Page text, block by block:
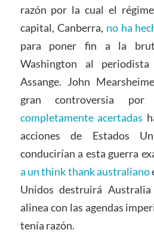
razón por la cual el
capital, Canberra, no ha
para poner fin a la
Washington al
Assange. John
gran controversia
completamente acertadas
acciones de Estados
conducirían a esta guerra
a un think thank australiano
Unidos destruirá
alinea con las agendas
tenía razón.